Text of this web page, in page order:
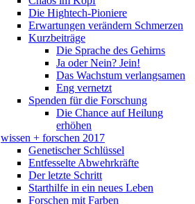
Die Hightech-Pioniere
Erwartungen verändern Schmerzen
Kurzbeiträge
Die Sprache des Gehirns
Ja oder Nein? Jein!
Das Wachstum verlangsamen
Eng vernetzt
Spenden für die Forschung
Die Chance auf Heilung
erhöhen
wissen + forschen 2017
Genetischer Schlüssel
Entfesselte Abwehrkräfte
Der letzte Schritt
Starthilfe in ein neues Leben
Forschen mit Farben